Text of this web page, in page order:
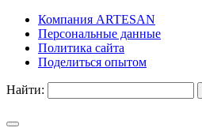
Компания ARTESAN
Персональные данные
Политика сайта
Поделиться опытом
Найти: